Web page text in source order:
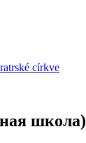
církve
школа)